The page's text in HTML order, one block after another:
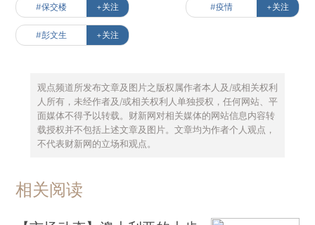
#保交楼 +关注 #疫情 +关注
#彭文生 +关注
观点频道所发布文章及图片之版权属作者本人及/或相关权利
人所有，未经作者及/或相关权利人单独授权，任何网站、平
面媒体不得予以转载。财新网对相关媒体的网站信息内容转
载授权并不包括上述文章及图片。文章均为作者个人观点，
不代表财新网的立场和观点。
相关阅读